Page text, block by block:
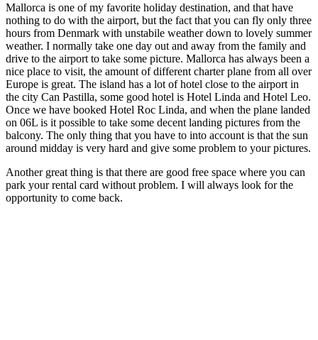
Mallorca is one of my favorite holiday destination, and that have
nothing to do with the airport, but the fact that you can fly only three
hours from Denmark with unstabile weather down to lovely summer
weather. I normally take one day out and away from the family and
drive to the airport to take some picture. Mallorca has always been a
nice place to visit, the amount of different charter plane from all over
Europe is great. The island has a lot of hotel close to the airport in
the city Can Pastilla, some good hotel is Hotel Linda and Hotel Leo.
Once we have booked Hotel Roc Linda, and when the plane landed
on 06L is it possible to take some decent landing pictures from the
balcony. The only thing that you have to into account is that the sun
around midday is very hard and give some problem to your pictures.
Another great thing is that there are good free space where you can
park your rental card without problem. I will always look for the
opportunity to come back.